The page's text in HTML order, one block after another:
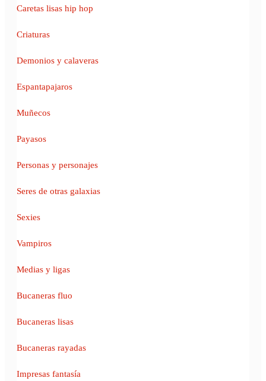
Caretas lisas hip hop
Criaturas
Demonios y calaveras
Espantapajaros
Muñecos
Payasos
Personas y personajes
Seres de otras galaxias
Sexies
Vampiros
Medias y ligas
Bucaneras fluo
Bucaneras lisas
Bucaneras rayadas
Impresas fantasía